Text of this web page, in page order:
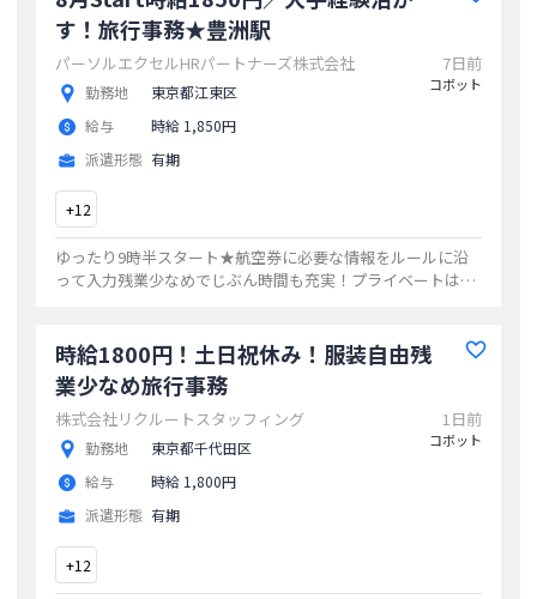
す！旅行事務★豊洲駅
パーソルエクセルHRパートナーズ株式会社
勤務地
東京都江東区
給与
時給 1,850円
派遣形態 有期
7日前
コボット
+12
ゆったり9時半スタート★航空券に必要な情報をルールに沿
って入力残業少なめでじぶん時間も充実！プライベートはし
時給1800円！土日祝休み！服装自由残
業少なめ旅行事務
株式会社リクルートスタッフィング
勤務地
東京都千代田区
給与
時給 1,800円
派遣形態 有期
1日前
コボット
+12